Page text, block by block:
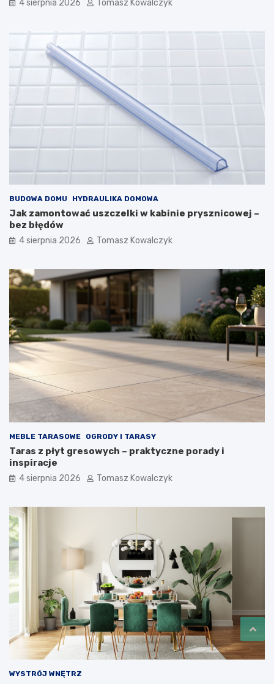
4 sierpnia 2026 Tomasz Kowalczyk
BUDOWA DOMU HYDRAULIKA DOMOWA
Jak zamontować uszczelki w kabinie prysznicowej –
bez błędów
4 sierpnia 2026 Tomasz Kowalczyk
MEBLE TARASOWE OGRODY I TARASY
Taras z płyt gresowych – praktyczne porady i
inspiracje
4 sierpnia 2026 Tomasz Kowalczyk
WYSTRÓJ WNĘTRZ